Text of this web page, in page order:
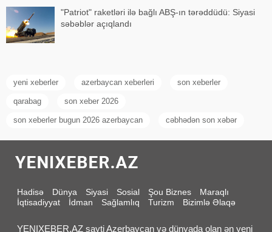
"Patriot" raketləri ilə bağlı ABŞ-ın tərəddüdü: Siyasi
səbəblər açıqlandı
yeni xeberler azerbaycan xeberleri son xeberler
qarabag son xeber 2026
son xeberler bugun 2026 azerbaycan cəbhədən son xəbər
Hadisə Dünya Siyasi Sosial Şou Biznes
Maraqlı
İqtisadiyyat
İdman Sağlamlıq Turizm Bizimlə Əlaqə
YENIXEBER.AZ sayti Azerbaycan və dünyada olan ən yeni